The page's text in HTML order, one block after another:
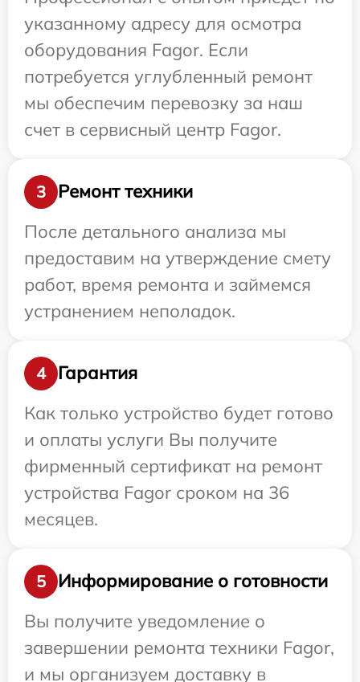
указанному адресу для осмотра
оборудования Fagor. Если
потребуется углубленный ремонт
мы обеспечим перевозку за наш
счет в сервисный центр Fagor.
3
Ремонт техники
После детального анализа мы
предоставим на утверждение смету
работ, время ремонта и займемся
устранением неполадок.
4
Гарантия
Как только устройство будет готово
и оплаты услуги Вы получите
фирменный сертификат на ремонт
устройства Fagor сроком на 36
месяцев.
5
Информирование о готовности
Вы получите уведомление о
завершении ремонта техники Fagor,
и мы организуем доставку в